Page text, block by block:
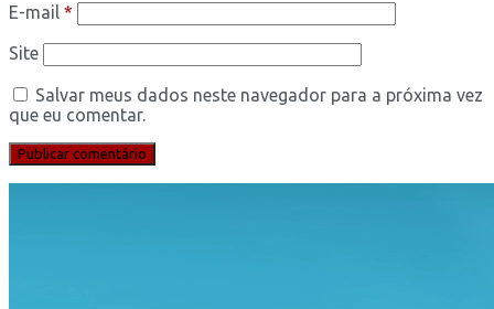
E-mail *
Site
Salvar meus dados neste navegador para a próxima vez
que eu comentar.